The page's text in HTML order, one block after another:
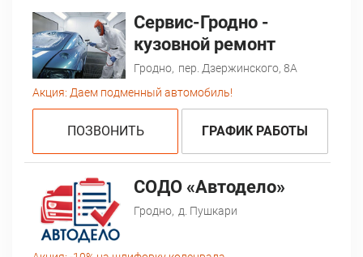
Сервис-Гродно -
кузовной ремонт
Гродно, пер. Дзержинского, 8А
Акция: Даем подменный автомобиль!
ПОЗВОНИТЬ ГРАФИК РАБОТЫ
СОДО «Автодело»
Гродно, д. Пушкари